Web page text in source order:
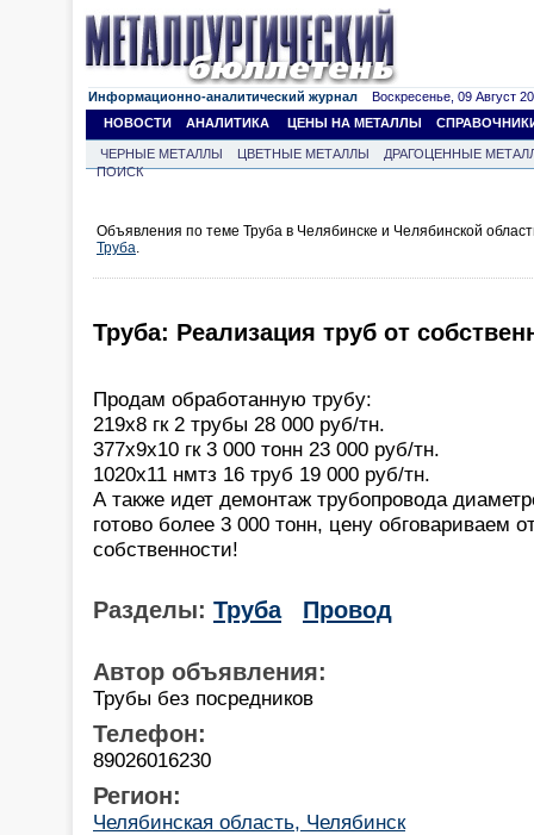
Информационно-аналитический журнал Воскресенье, 09 Август
НОВОСТИ
АНАЛИТИКА ЦЕНЫ НА МЕТАЛЛЫ
ЧЕРНЫЕ МЕТАЛЛЫ ЦВЕТНЫЕ МЕТАЛЛЫ
ДРАГОЦЕННЫЕ
ПОИСК
Объявления по теме Труба в Челябинске и Челябинской
Труба.
Труба: Реализация труб от
Продам обработанную трубу:
219х8 гк 2 трубы 28 000 руб/тн.
377х9х10 гк 3 000 тонн 23 000 руб/тн.
1020х11 нмтз 16 труб 19 000 руб/тн.
А также идет демонтаж трубопровода
готово более 3 000 тонн, цену обговариваем
собственности!
Разделы: Труба Провод
Автор объявления:
Трубы без посредников
Телефон:
89026016230
Регион:
Челябинская область, Челябинск